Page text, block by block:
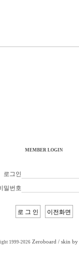
MEMBER LOGIN
로그인
밀번호
1999-2026 Zeroboard / skin by